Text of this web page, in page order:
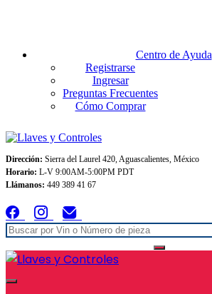
Centro de Ayuda
Registrarse
Ingresar
Preguntas Frecuentes
Cómo Comprar
Dirección: Sierra del Laurel 420, Aguascalientes, México
Horario: L-V 9:00AM-5:00PM PDT
Llámanos: 449 389 41 67